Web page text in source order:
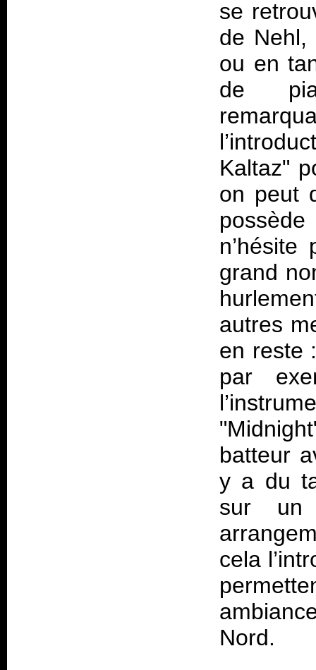
se
de Nehl,
ou en
de
Kaltaz"
on peut
grand
autres
en reste
par
batteur
y a du
sur un
cela
Nord.